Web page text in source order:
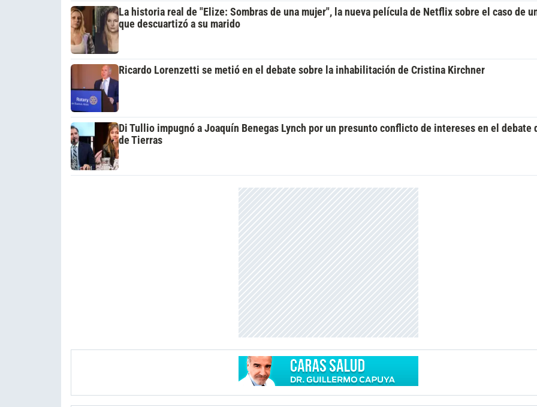
La historia real de "Elize: Sombras de una mujer", la nueva película de Netflix sobre el caso de
que descuartizó a su marido
Ricardo Lorenzetti se metió en el debate sobre la inhabilitación de Cristina Kirchner
Di Tullio impugnó a Joaquín Benegas Lynch por un presunto conflicto de intereses en el debate
de Tierras